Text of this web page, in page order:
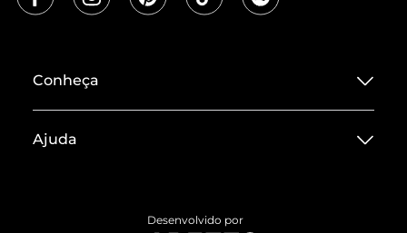
Conheça
Termos de Uso
Ajuda
Desenvolvido por